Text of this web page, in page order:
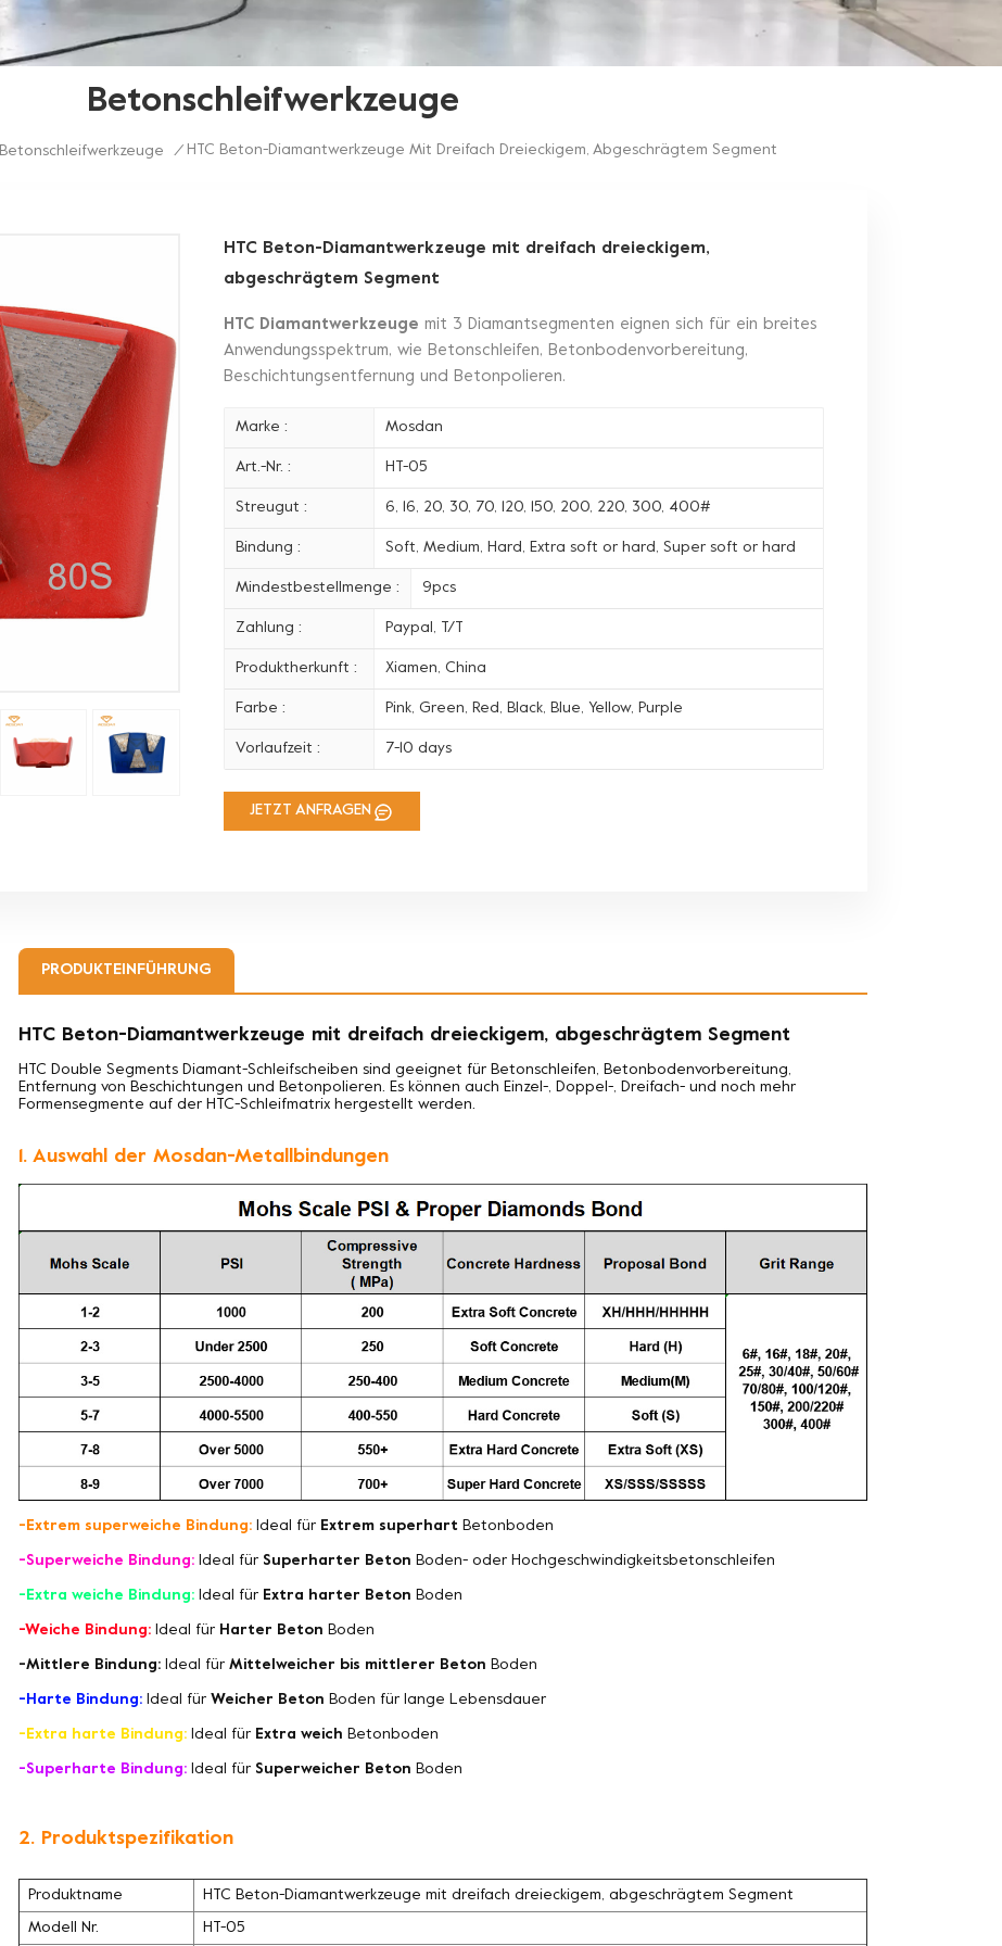
Betonschleifwerkzeuge
Betonschleifwerkzeuge / HTC Beton-Diamantwerkzeuge Mit Dreifach Dreieckigem, Abgeschrägtem Segment
HTC Beton-Diamantwerkzeuge mit dreifach dreieckigem,
abgeschrägtem Segment
HTC Diamantwerkzeugemit 3 Diamantsegmenten eignen sich für ein breites
Anwendungsspektrum, wie Betonschleifen, Betonbodenvorbereitung,
Beschichtungsentfernung und Betonpolieren.
Marke : Mosdan
Art.-Nr. : HT-05
Streugut : 6, 16, 20, 30, 70, 120, 150, 200, 220, 300, 400#
Bindung : Soft, Medium, Hard, Extra soft or hard, Super soft or hard
Mindestbestellmenge : 9pcs
Zahlung : Paypal, T/T
Produktherkunft : Xiamen, China
Farbe : Pink, Green, Red, Black, Blue, Yellow, Purple
Vorlaufzeit : 7-10 days
JETZT ANFRAGEN
PRODUKTEINFÜHRUNG
HTC Beton-Diamantwerkzeuge mit dreifach dreieckigem, abgeschrägtem Segment
HTC Double Segments Diamant-Schleifscheiben sind geeignet für Betonschleifen, Betonbodenvorbereitung,
Entfernung von Beschichtungen und Betonpolieren. Es können auch Einzel-, Doppel-, Dreifach- und noch mehr
Formensegmente auf der HTC-Schleifmatrix hergestellt werden.
1. Auswahl der Mosdan-Metallbindungen
-Extrem superweiche Bindung: Ideal für Extrem superhart Betonboden
-Superweiche Bindung: Ideal für Superharter Beton Boden- oder Hochgeschwindigkeitsbetonschleifen
-Extra weiche Bindung: Ideal für Extra harter Beton Boden
-Weiche Bindung: Ideal für Harter Beton Boden
-Mittlere Bindung: Ideal für Mittelweicher bis mittlerer Beton Boden
-Harte Bindung: Ideal für Weicher Beton Boden für lange Lebensdauer
-Extra harte Bindung: Ideal für Extra weich Betonboden
-Superharte Bindung: Ideal für Superweicher Beton Boden
2. Produktspezifikation
Produktname HTC Beton-Diamantwerkzeuge mit dreifach dreieckigem, abgeschrägtem Segment
Modell Nr. HT-05